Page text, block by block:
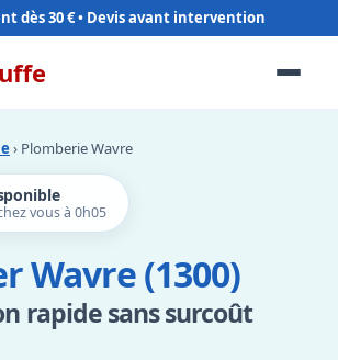
dès 30 €
› Plomberie Wavre
vous à 0h05
Wavre (1300)
rapide sans surcoût